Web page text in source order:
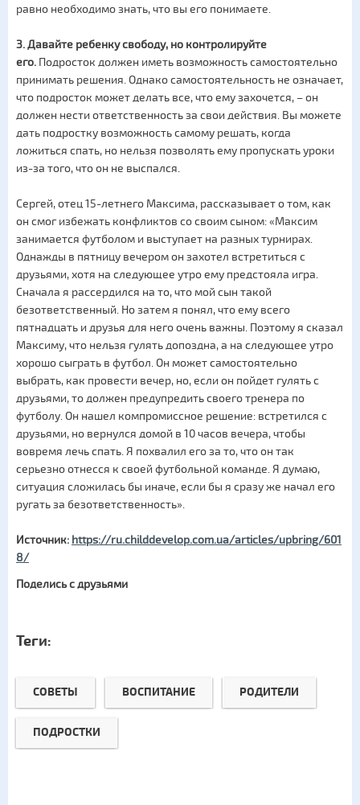
равно необходимо знать, что вы его понимаете.
3. Давайте ребенку свободу, но контролируйте
его. Подросток должен иметь возможность самостоятельно
принимать решения. Однако самостоятельность не означает,
что подросток может делать все, что ему захочется, – он
должен нести ответственность за свои действия. Вы можете
дать подростку возможность самому решать, когда
ложиться спать, но нельзя позволять ему пропускать уроки
из-за того, что он не выспался.
Сергей, отец 15-летнего Максима, рассказывает о том, как
он смог избежать конфликтов со своим сыном: «Максим
занимается футболом и выступает на разных турнирах.
Однажды в пятницу вечером он захотел встретиться с
друзьями, хотя на следующее утро ему предстояла игра.
Сначала я рассердился на то, что мой сын такой
безответственный. Но затем я понял, что ему всего
пятнадцать и друзья для него очень важны. Поэтому я сказал
Максиму, что нельзя гулять допоздна, а на следующее утро
хорошо сыграть в футбол. Он может самостоятельно
выбрать, как провести вечер, но, если он пойдет гулять с
друзьями, то должен предупредить своего тренера по
футболу. Он нашел компромиссное решение: встретился с
друзьями, но вернулся домой в 10 часов вечера, чтобы
вовремя лечь спать. Я похвалил его за то, что он так
серьезно отнесся к своей футбольной команде. Я думаю,
ситуация сложилась бы иначе, если бы я сразу же начал его
ругать за безответственность».
Источник: https://ru.childdevelop.com.ua/articles/upbring/601
8/
Поделись с друзьями
Теги:
СОВЕТЫ ВОСПИТАНИЕ РОДИТЕЛИ
ПОДРОСТКИ